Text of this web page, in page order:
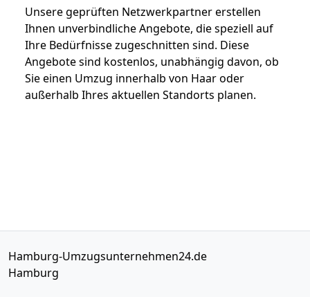
Unsere geprüften Netzwerkpartner erstellen
Ihnen unverbindliche Angebote, die speziell auf
Ihre Bedürfnisse zugeschnitten sind. Diese
Angebote sind kostenlos, unabhängig davon, ob
Sie einen Umzug innerhalb von Haar oder
außerhalb Ihres aktuellen Standorts planen.
Hamburg-Umzugsunternehmen24.de
Hamburg